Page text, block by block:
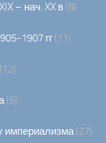
– нач. XX в (8)
1907 гг (11)
(12)
(5)
империализма(27)